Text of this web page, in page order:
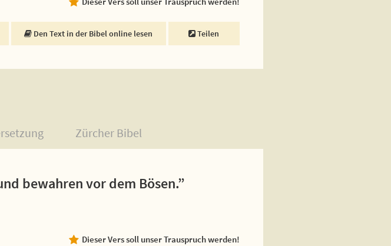
Den Text in der Bibel online lesen Teilen
Zürcher Bibel
bewahren vor dem Bösen.”
Dieser Vers soll unser Trauspruch werden!